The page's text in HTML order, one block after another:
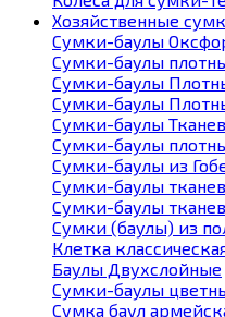
Хозяйственные
Сумки-баулы
Сумки-баулы
Сумки-баулы
Сумки-баулы
Сумки-баулы
Сумки-баулы
Сумки-баулы из
Сумки-баулы
Сумки-баулы
Сумки (баулы) из
Клетка
Баулы Двухслойные
Сумки-баулы
Сумка баул